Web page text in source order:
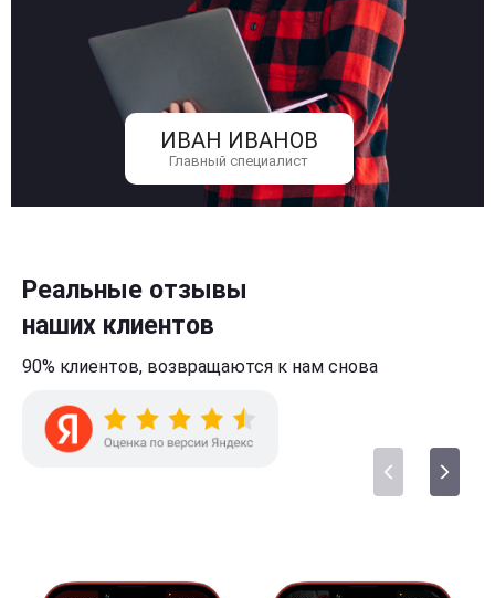
ИВАН ИВАНОВ
Главный специалист
Реальные отзывы
наших клиентов
90% клиентов, возвращаются к нам снова